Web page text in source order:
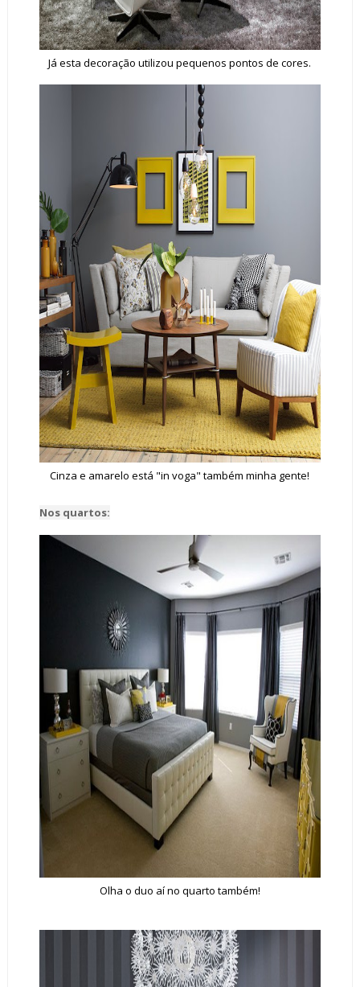
Já esta decoração utilizou pequenos pontos de cores.
Cinza e amarelo está "in voga" também minha gente!
Nos quartos:
Olha o duo aí no quarto também!